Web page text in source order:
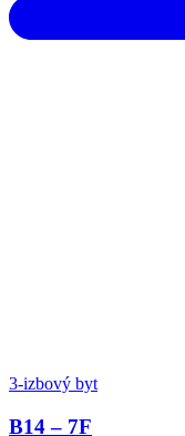
3-izbový byt
B14 – 7F